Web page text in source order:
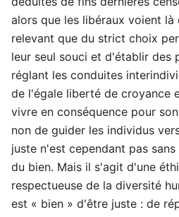
alors que les libéraux voient là
relevant que du strict choix
leur seul souci et d'établir des
réglant les conduites
de l'égale liberté de croyance
vivre en conséquence pour
non de guider les individus
juste n'est cependant pas
du bien. Mais il s'agit d'une
respectueuse de la diversité
est « bien » d'être juste : de